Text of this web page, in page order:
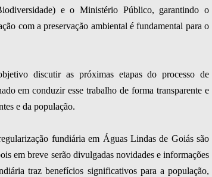
e o Ministério Público, garantindo o
com a preservação ambiental é fundamental para o
discutir as próximas etapas do processo de
em conduzir esse trabalho de forma transparente e
e da população.
fundiária em Águas Lindas de Goiás são
em breve serão divulgadas novidades e informações
traz benefícios significativos para a população,